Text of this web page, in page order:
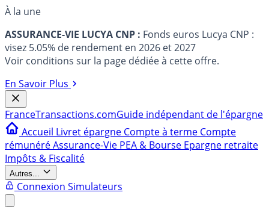
À la une
ASSURANCE-VIE LUCYA CNP : Fonds euros Lucya CNP :
visez 5.05% de rendement en 2026 et 2027
Voir conditions sur la page dédiée à cette offre.
En Savoir Plus
FranceTransactions.comGuide indépendant de l'épargne
Accueil Livret épargne Compte à terme Compte
rémunéréAssurance-Vie PEA & Bourse Epargne retraite
Impôts & Fiscalité
Autres...
Connexion Simulateurs